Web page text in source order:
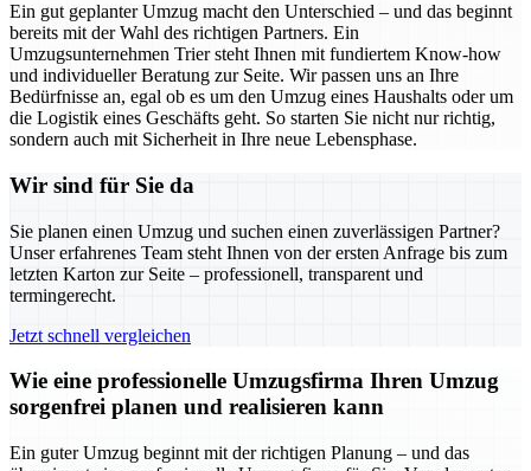
Ein gut geplanter Umzug macht den Unterschied – und das beginnt
bereits mit der Wahl des richtigen Partners. Ein
Umzugsunternehmen Trier steht Ihnen mit fundiertem Know-how
und individueller Beratung zur Seite. Wir passen uns an Ihre
Bedürfnisse an, egal ob es um den Umzug eines Haushalts oder um
die Logistik eines Geschäfts geht. So starten Sie nicht nur richtig,
sondern auch mit Sicherheit in Ihre neue Lebensphase.
Wir sind für Sie da
Sie planen einen Umzug und suchen einen zuverlässigen Partner?
Unser erfahrenes Team steht Ihnen von der ersten Anfrage bis zum
letzten Karton zur Seite – professionell, transparent und
termingerecht.
Jetzt schnell vergleichen
Wie eine professionelle Umzugsfirma Ihren Umzug
sorgenfrei planen und realisieren kann
Ein guter Umzug beginnt mit der richtigen Planung – und das